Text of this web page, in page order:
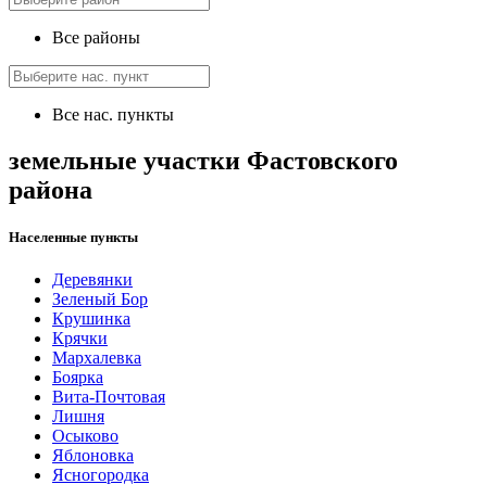
Все районы
Все нас. пункты
земельные участки Фастовского
района
Населенные пункты
Деревянки
Зеленый Бор
Крушинка
Крячки
Мархалевка
Боярка
Вита-Почтовая
Лишня
Осыково
Яблоновка
Ясногородка